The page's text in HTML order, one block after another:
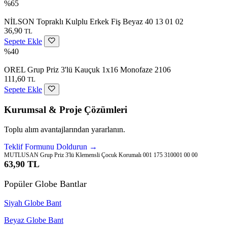
%65
NİLSON Topraklı Kulplu Erkek Fiş Beyaz 40 13 01 02
36,90 TL
Sepete Ekle
%40
OREL Grup Priz 3'lü Kauçuk 1x16 Monofaze 2106
111,60 TL
Sepete Ekle
Kurumsal & Proje Çözümleri
Toplu alım avantajlarından yararlanın.
Teklif Formunu Doldurun →
MUTLUSAN Grup Priz 3'lü Klemensli Çocuk Korumalı 001 175 310001 00 00
63,90 TL
Popüler Globe Bantlar
Siyah Globe Bant
Beyaz Globe Bant